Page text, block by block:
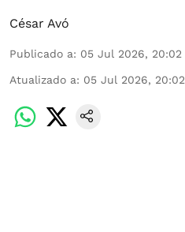
César Avó
Publicado a: 05 Jul 2026, 20:02
Atualizado a: 05 Jul 2026, 20:02